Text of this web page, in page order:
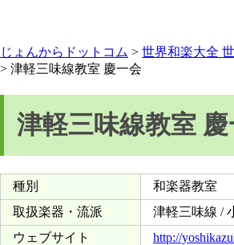
じょんからドットコム > 世界和楽大全
> 津軽三味線教室 慶一会
津軽三味線教室
種別
和楽器教室
取扱楽器・流派
津軽三味線 /
ウェブサイト
http://